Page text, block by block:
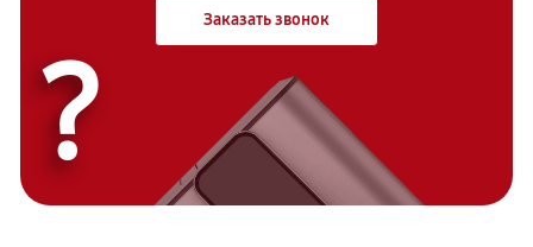
Заказать звонок
?